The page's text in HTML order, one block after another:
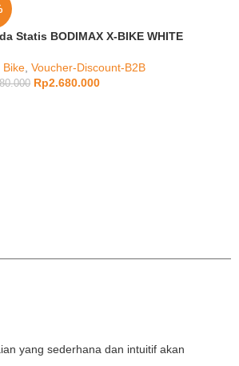
Statis BODIMAX X-BIKE WHITE
Bike Voucher-Discount-B2B
Rp2.680.000
yang sederhana dan intuitif akan